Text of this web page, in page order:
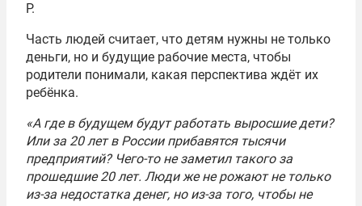
Р.
Часть людей считает, что детям нужны не только
деньги, но и будущие рабочие места, чтобы
родители понимали, какая перспектива ждёт их
ребёнка.
«А где в будущем будут работать выросшие дети?
Или за 20 лет в России прибавятся тысячи
предприятий? Чего-то не заметил такого за
прошедшие 20 лет. Люди же не рожают не только
из-за недостатка денег, но из-за того, чтобы не